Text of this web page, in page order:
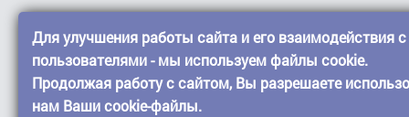
Для улучшения работы сайта и его взаимодействия с
пользователями - мы используем файлы cookie.
Продолжая работу с сайтом, Вы разрешаете
нам Ваши cookie-файлы.